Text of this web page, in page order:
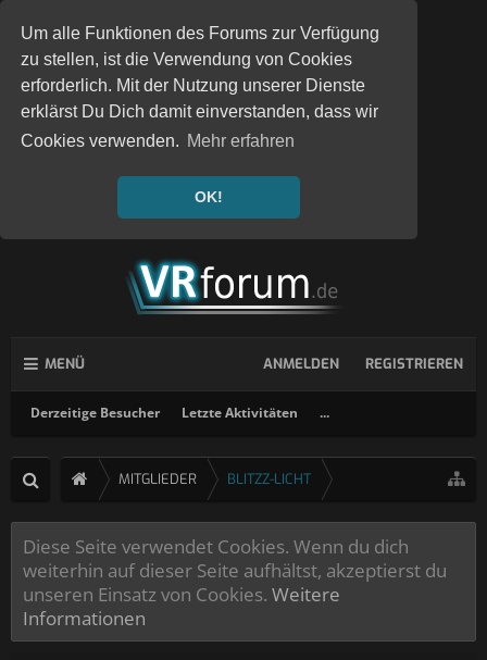
Um alle Funktionen des Forums zur Verfügung
zu stellen, ist die Verwendung von Cookies
erforderlich. Mit der Nutzung unserer Dienste
erklärst Du Dich damit einverstanden, dass wir
Cookies verwenden. Mehr erfahren
OK!
MENÜ
Derzeitige Besucher Letzte Aktivitäten ...
ANMELDEN REGISTRIEREN
MITGLIEDER BLITZZ-LICHT
Diese Seite verwendet Cookies. Wenn du dich
weiterhin auf dieser Seite aufhältst, akzeptierst du
unseren Einsatz von Cookies. Weitere
Informationen